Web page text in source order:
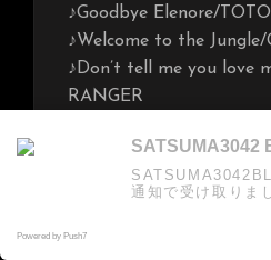
♪Goodbye Elenore/TOTO
♪Welcome to the Jungle/
♪Don’t tell me you love
RANGER
♪Eyes Of A Stranger/
♪Decieved/Red Dragon
RANGER
通知で受け取りま
Powered by Push7